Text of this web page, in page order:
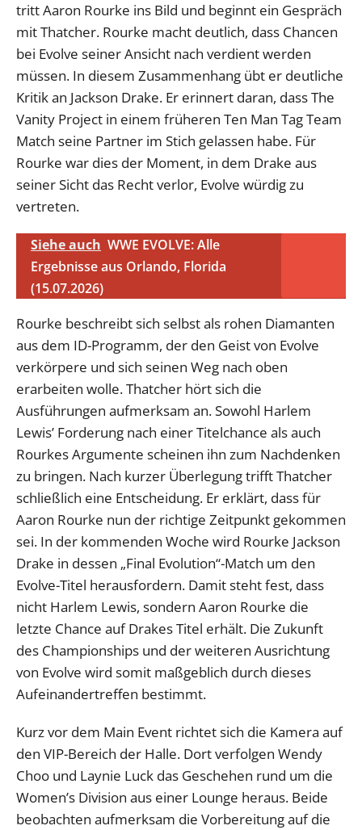
tritt Aaron Rourke ins Bild und beginnt ein Gespräch
mit Thatcher. Rourke macht deutlich, dass Chancen
bei Evolve seiner Ansicht nach verdient werden
müssen. In diesem Zusammenhang übt er deutliche
Kritik an Jackson Drake. Er erinnert daran, dass The
Vanity Project in einem früheren Ten Man Tag Team
Match seine Partner im Stich gelassen habe. Für
Rourke war dies der Moment, in dem Drake aus
seiner Sicht das Recht verlor, Evolve würdig zu
vertreten.
Siehe auch WWE EVOLVE: Alle
Ergebnisse aus Orlando, Florida
(15.07.2026)
Rourke beschreibt sich selbst als rohen Diamanten
aus dem ID-Programm, der den Geist von Evolve
verkörpere und sich seinen Weg nach oben
erarbeiten wolle. Thatcher hört sich die
Ausführungen aufmerksam an. Sowohl Harlem
Lewis’ Forderung nach einer Titelchance als auch
Rourkes Argumente scheinen ihn zum Nachdenken
zu bringen. Nach kurzer Überlegung trifft Thatcher
schließlich eine Entscheidung. Er erklärt, dass für
Aaron Rourke nun der richtige Zeitpunkt gekommen
sei. In der kommenden Woche wird Rourke Jackson
Drake in dessen „Final Evolution“-Match um den
Evolve-Titel herausfordern. Damit steht fest, dass
nicht Harlem Lewis, sondern Aaron Rourke die
letzte Chance auf Drakes Titel erhält. Die Zukunft
des Championships und der weiteren Ausrichtung
von Evolve wird somit maßgeblich durch dieses
Aufeinandertreffen bestimmt.
Kurz vor dem Main Event richtet sich die Kamera auf
den VIP-Bereich der Halle. Dort verfolgen Wendy
Choo und Laynie Luck das Geschehen rund um die
Women’s Division aus einer Lounge heraus. Beide
beobachten aufmerksam die Vorbereitung auf die